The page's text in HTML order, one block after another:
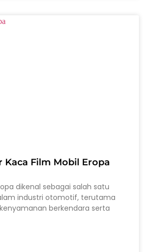
Kaca Film Mobil Eropa
dikenal sebagai salah satu
industri otomotif, terutama
berkendara serta